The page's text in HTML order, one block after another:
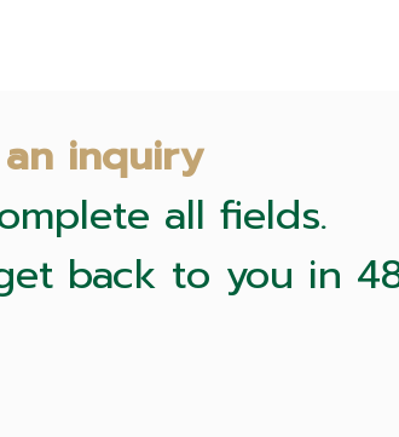
inquiry
all fields.
back to you in